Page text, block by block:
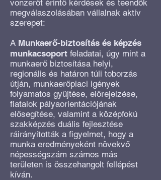
vonzerőt érintő kérdések és teendők
megválaszolásában vállalnak aktív
szerepet:
A Munkaerő-biztosítás és képzés
munkacsoport feladatai, úgy mint a
munkaerő biztosítása helyi,
regionális és határon túli toborzás
útján, munkaerőpiaci igények
folyamatos gyűjtése, előrejelzése,
fiatalok pályaorientációjának
elősegítése, valamint a középfokú
szakképzés duális fejlesztése
ráirányították a figyelmet, hogy a
munka eredményeként növekvő
népességszám számos más
területen is összehangolt fellépést
kíván.